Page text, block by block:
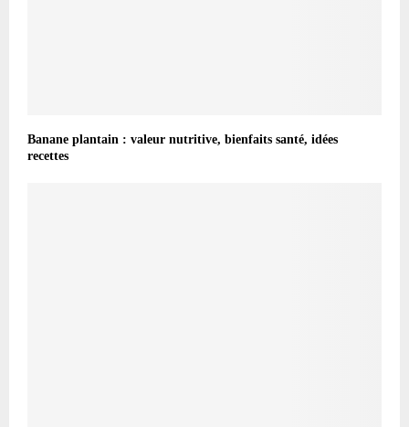
Banane plantain : valeur nutritive, bienfaits santé, idées
recettes